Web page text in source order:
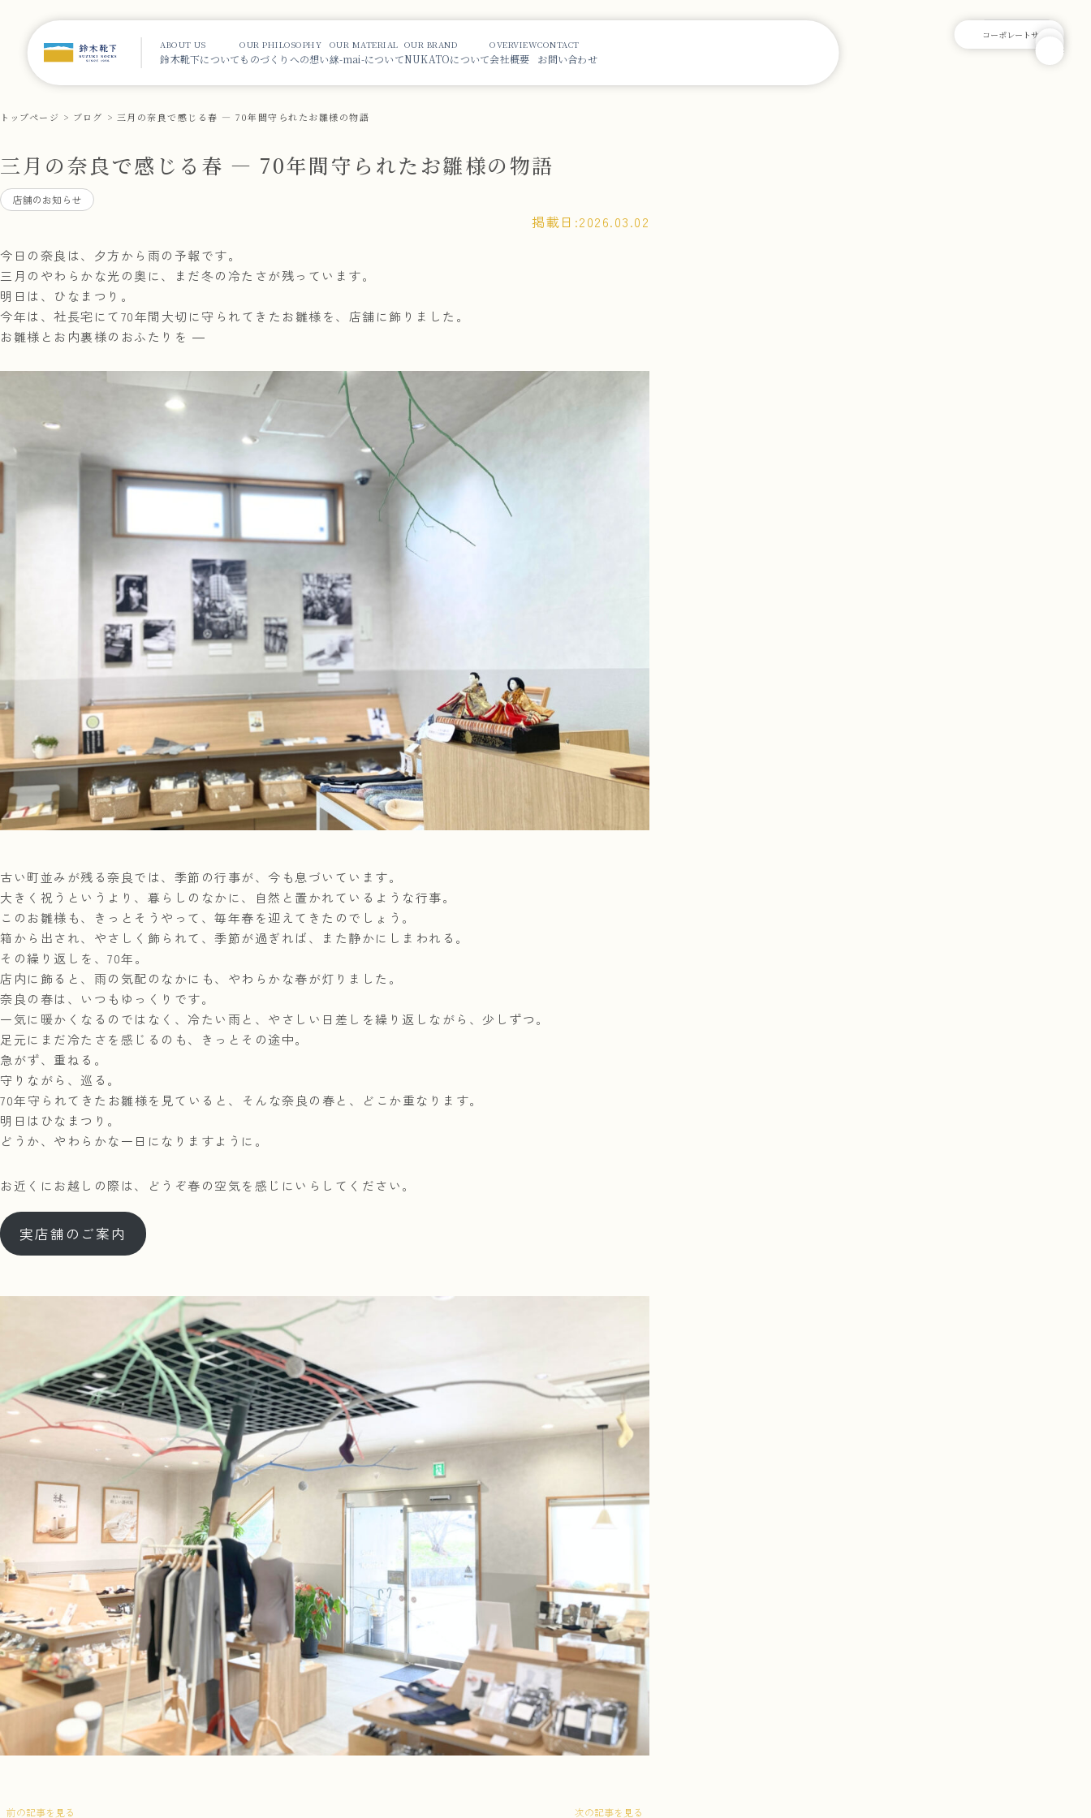
ABOUT US
鈴木靴下について
OUR PHILOSOPHY
ものづくりへの想い
OUR MATERIAL
䋛-mai-について
OUR BRAND
NUKATOについて
OVERVIEW
会社概要
CONTACT
お問い合わせ
トップページ ブログ 三月の奈良で感じる春 ― 70年間守られたお雛様の物語
三月の奈良で感じる春 ― 70年間守られたお雛様の物語
店舗のお知らせ
掲載日:2026.03.02
今日の奈良は、夕方から雨の予報です。
三月のやわらかな光の奥に、まだ冬の冷たさが残っています。
明日は、ひなまつり。
今年は、社長宅にて70年間大切に守られてきたお雛様を、店舗に飾りました。
お雛様とお内裏様のおふたりを ―
古い町並みが残る奈良では、季節の行事が、今も息づいています。
大きく祝うというより、暮らしのなかに、自然と置かれているような行事。
このお雛様も、きっとそうやって、毎年春を迎えてきたのでしょう。
箱から出され、やさしく飾られて、季節が過ぎれば、また静かにしまわれる。
その繰り返しを、70年。
店内に飾ると、雨の気配のなかにも、やわらかな春が灯りました。
奈良の春は、いつもゆっくりです。
一気に暖かくなるのではなく、冷たい雨と、やさしい日差しを繰り返しながら、少しずつ。
足元にまだ冷たさを感じるのも、きっとその途中。
急がず、重ねる。
守りながら、巡る。
70年守られてきたお雛様を見ていると、そんな奈良の春と、どこか重なります。
明日はひなまつり。
どうか、やわらかな一日になりますように。
お近くにお越しの際は、どうぞ春の空気を感じにいらしてください。
実店舗のご案内
前の記事を見る 次の記事を見る